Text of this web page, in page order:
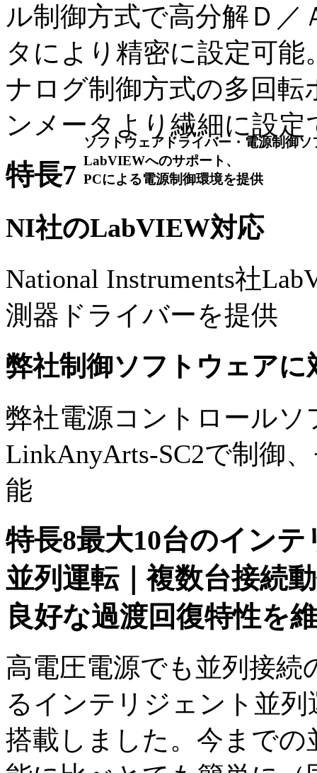
ル制御方式で高分解Ｄ／
タにより精密に設定可能
ナログ制御方式の多回転
ンメータより繊細に設定
特長7
ソフトウェアドライバー・電源制御
LabVIEWへのサポート、
PCによる電源制御環境を提供
NI社のLabVIEW対応
National Instruments社
測器ドライバーを提供
弊社制御ソフトウェアに
弊社電源コントロールソ
LinkAnyArts-SC2で制御
能
特長8最大10台のイン
並列運転｜複数台接続
良好な過渡回復特性を
高電圧電源でも並列接続
るインテリジェント並列
搭載しました。今までの